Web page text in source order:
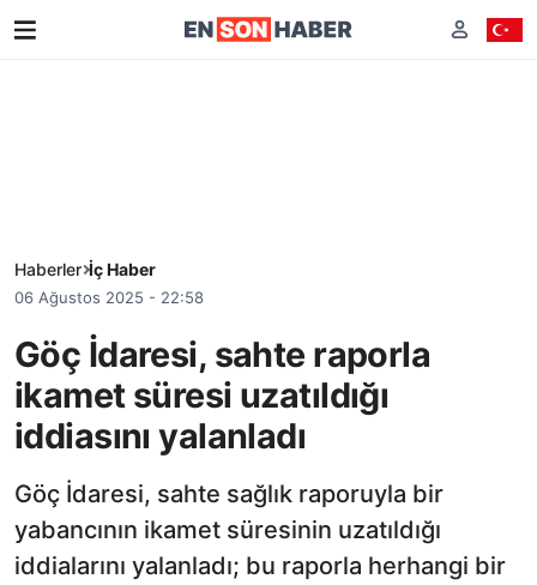
Haberler İç Haber
06 Ağustos 2025 - 22:58
Göç İdaresi, sahte raporla
ikamet süresi uzatıldığı
iddiasını yalanladı
Göç İdaresi, sahte sağlık raporuyla bir
yabancının ikamet süresinin uzatıldığı
iddialarını yalanladı; bu raporla herhangi bir